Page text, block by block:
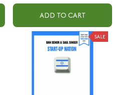
ADD TO CART
SALE